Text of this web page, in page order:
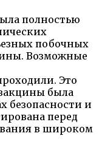
полностью
побочных
Возможные
Это
была
безопасности и
перед
в широком